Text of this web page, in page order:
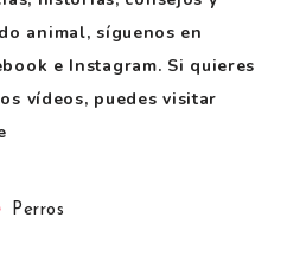
animal, síguenos en
e Instagram. Si quieres
vídeos, puedes visitar
Perros